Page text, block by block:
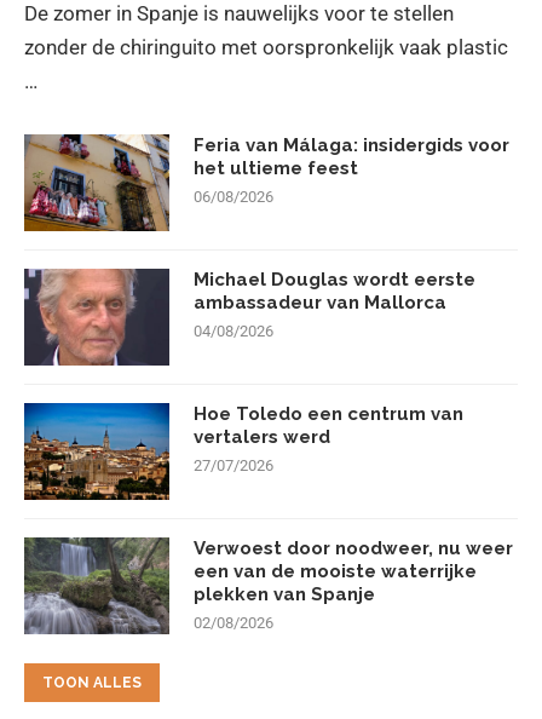
De zomer in Spanje is nauwelijks voor te stellen
zonder de chiringuito met oorspronkelijk vaak plastic
…
Feria van Málaga: insidergids voor
het ultieme feest
06/08/2026
Michael Douglas wordt eerste
ambassadeur van Mallorca
04/08/2026
Hoe Toledo een centrum van
vertalers werd
27/07/2026
Verwoest door noodweer, nu weer
een van de mooiste waterrijke
plekken van Spanje
02/08/2026
TOON ALLES